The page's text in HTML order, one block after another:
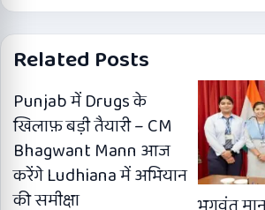
Related Posts
Punjab में Drugs के
खिलाफ़ बड़ी तैयारी – CM
Bhagwant Mann आज
करेंगे Ludhiana में अभियान
की समीक्षा